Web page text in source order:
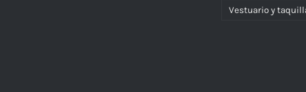
Vestuario y